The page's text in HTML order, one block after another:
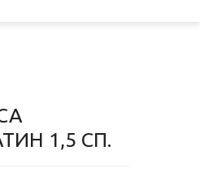
1,5 СП.